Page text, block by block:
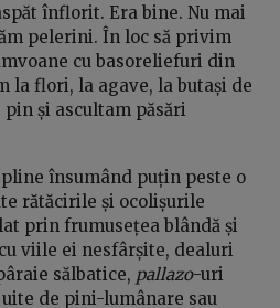
înflorit. Era bine. Nu mai
pelerini. În loc să privim
cu basoreliefuri din
la flori, la agave, la butași de
și ascultam păsări
însumând puțin peste o
rătăcirile și ocolișurile
prin frumusețea blândă și
viile ei nesfârșite, dealuri
sălbatice, pallazo-uri
de pini-lumânare sau